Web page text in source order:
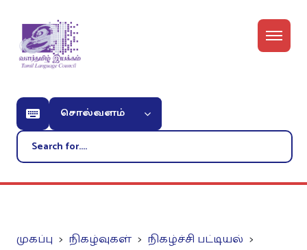
சொல்வளம்
முகப்பு நிகழ்வுகள்
நிகழ்ச்சி பட்டியல்